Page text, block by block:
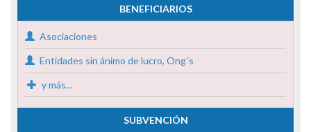
BENEFICIARIOS
Asociaciones
Entidades sin ánimo de lucro, Ong´s
y más...
SUBVENCIÓN